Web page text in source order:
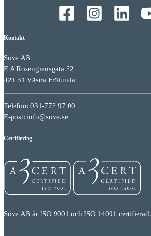
Kontakt
Söve AB
E A Rosengrensgata 32
421 31 Västra Frölunda
Telefon: 031-773 97 00
E-post: info@sove.se
Certifiering
Söve AB är ISO 9001 och ISO 14001 certifierad.